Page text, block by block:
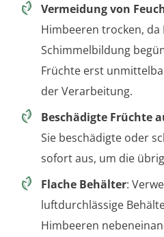
Vermeidung von
Himbeeren trocken, da
Schimmelbildung
Früchte erst
der Verarbeitung.
Beschädigte Früchte
Sie beschädigte oder
sofort aus, um die
Flache Behälter:
luftdurchlässige
Himbeeren